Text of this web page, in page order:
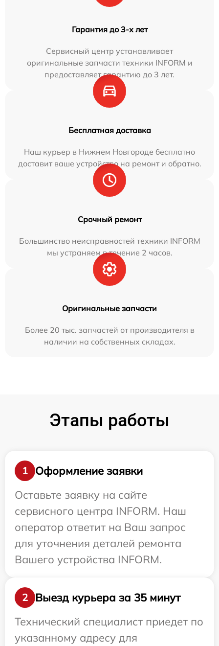
Гарантия до 3-х лет
Сервисный центр устанавливает
оригинальные запчасти техники INFORM и
предоставляет гарантию до 3 лет.
Бесплатная доставка
Наш курьер в Нижнем Новгороде бесплатно
доставит ваше устройство на ремонт и обратно.
Срочный ремонт
Большинство неисправностей техники INFORM
мы устраняем в течение 2 часов.
Оригинальные запчасти
Более 20 тыс. запчастей от производителя в
наличии на собственных складах.
Этапы работы
1
Оформление заявки
Оставьте заявку на сайте
сервисного центра INFORM. Наш
оператор ответит на Ваш запрос
для уточнения деталей ремонта
Вашего устройства INFORM.
2
Выезд курьера за 35 минут
Технический специалист приедет по
указанному адресу для